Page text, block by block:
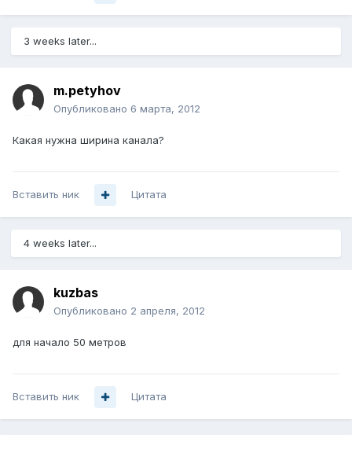
3 weeks later...
m.petyhov
Опубликовано 6 марта, 2012
Какая нужна ширина канала?
Вставить ник Цитата
4 weeks later...
kuzbas
Опубликовано 2 апреля, 2012
для начало 50 метров
Вставить ник Цитата